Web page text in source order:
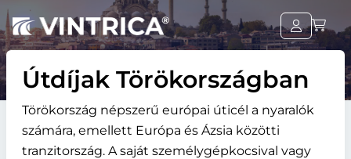
Útdíjak Törökországban
Törökország népszerű európai úticél a nyaralók
számára, emellett Európa és Ázsia közötti
tranzitország. A saját személygépkocsival vagy